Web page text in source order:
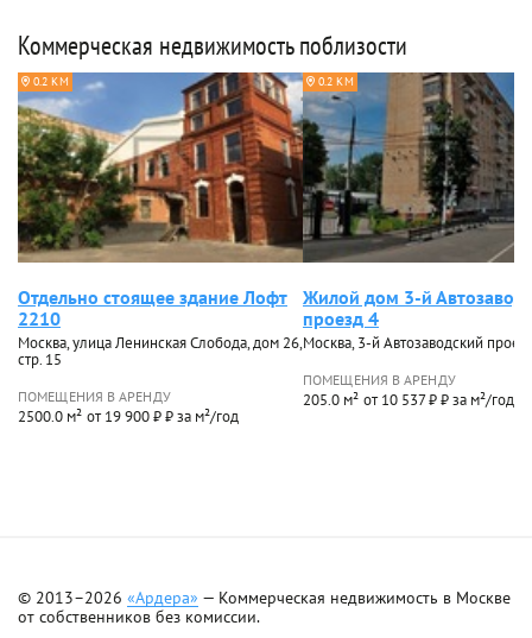
Коммерческая недвижимость поблизости
0.2 КМ
Отдельно стоящее здание Лофт
2210
Москва, улица Ленинская Слобода, дом 26,
стр. 15
ПОМЕЩЕНИЯ В АРЕНДУ
2500.0 м² от 19 900 ₽ ₽ за м²/год
0.2 КМ
Жилой дом 3-й
проезд 4
Москва, 3-й Автозаводский
ПОМЕЩЕНИЯ В АРЕНДУ
205.0 м² от 10 537 ₽ ₽ за м²/год
© 2013–2026 «Ардера» — Коммерческая недвижимость в Москве
от собственников без комиссии.